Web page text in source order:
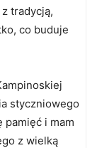
tradycją,
co buduje
styczniowego
pamięć i mam
z wielką